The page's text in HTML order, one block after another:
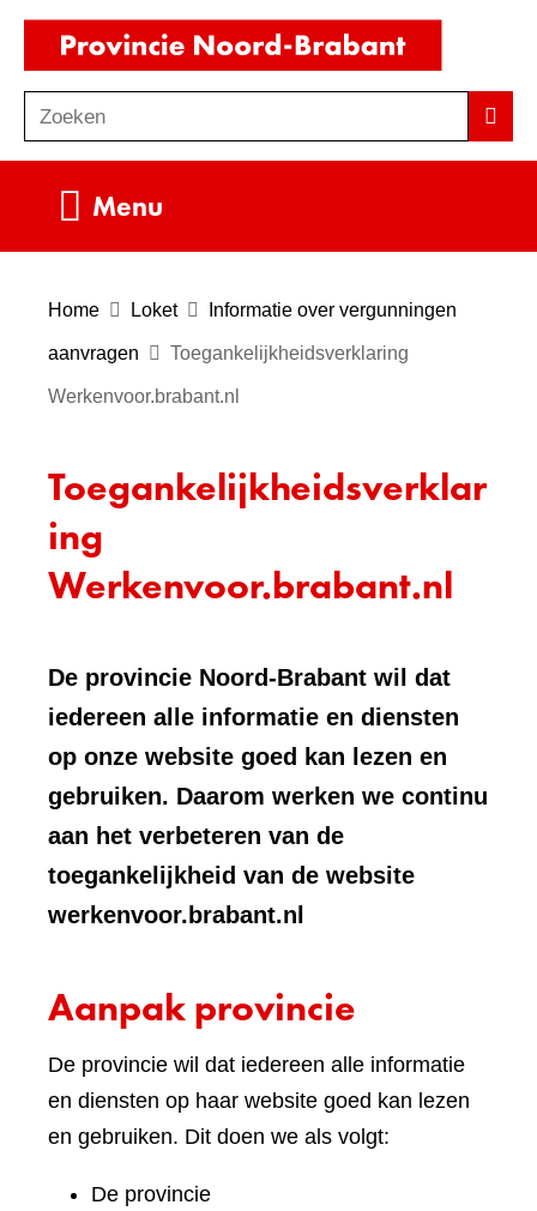
Ga
de
inhoud
o
e
Zoeken
Menu
Home Loket Informatie over vergunningen
aanvragen Toegankelijkheidsverklaring
Werkenvoor.brabant.nl
Toegankelijkheidsverklar
ing
Werkenvoor.brabant.nl
De provincie Noord-Brabant wil dat
iedereen alle informatie en diensten
op onze website goed kan lezen en
gebruiken. Daarom werken we continu
aan het verbeteren van de
toegankelijkheid van de website
werkenvoor.brabant.nl
Aanpak provincie
De provincie wil dat iedereen alle informatie
en diensten op haar website goed kan lezen
en gebruiken. Dit doen we als volgt:
De provincie